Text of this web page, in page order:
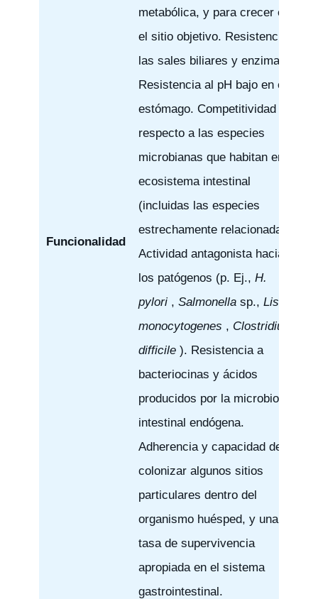
Funcionalidad
metabólica, y para crecer en
el sitio objetivo. Resistencia a
las sales biliares y enzimas.
Resistencia al pH bajo en el
estómago. Competitividad con
respecto a las especies
microbianas que habitan en el
ecosistema intestinal
(incluidas las especies
estrechamente relacionadas).
Actividad antagonista hacia
los patógenos (p. Ej., H.
pylori, Salmonellasp., Listeria
monocytogenes , Clostridium
difficile). Resistencia a
bacteriocinas y ácidos
producidos por la microbiota
intestinal endógena.
Adherencia y capacidad de
colonizar algunos sitios
particulares dentro del
organismo huésped, y una
tasa de supervivencia
apropiada en el sistema
gastrointestinal.